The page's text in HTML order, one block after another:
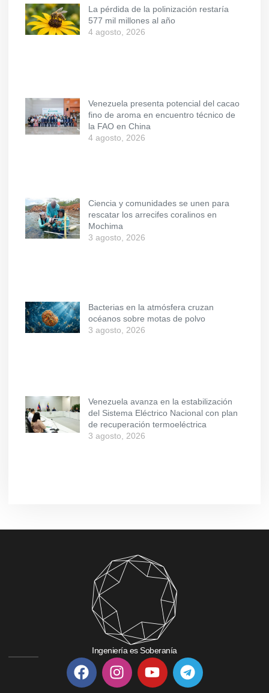
La pérdida de la polinización restaría
577 mil millones al año
4 agosto, 2026
Venezuela presenta potencial del cacao
fino de aroma en encuentro técnico de
la FAO en China
4 agosto, 2026
Ciencia y comunidades se unen para
rescatar los arrecifes coralinos en
Mochima
3 agosto, 2026
Bacterias en la atmósfera cruzan
océanos sobre motas de polvo
3 agosto, 2026
Venezuela avanza en la estabilización
del Sistema Eléctrico Nacional con plan
de recuperación termoeléctrica
3 agosto, 2026
Ingeniería es Soberanía